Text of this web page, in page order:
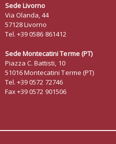
Sede Livorno
Via Olanda, 44
57128 Livorno
Tel. +39 0586 861412
Sede Montecatini Terme (PT)
Piazza C. Battisti, 10
51016 Montecatini Terme (PT)
Tel. +39 0572 72746
Fax +39 0572 901506